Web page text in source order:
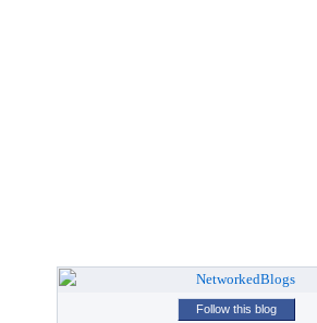
Follow this blog